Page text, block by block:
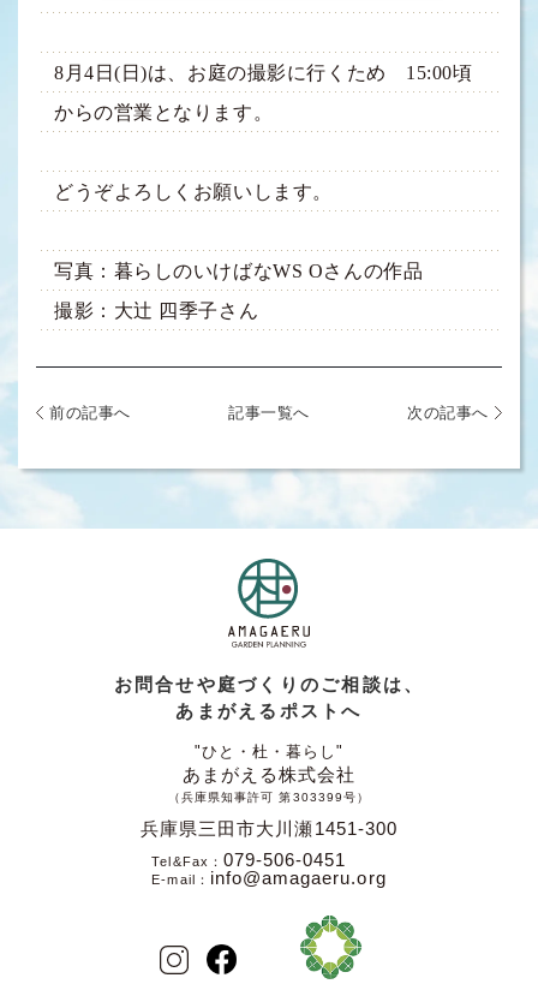
8月4日(日)は、お庭の撮影に行くため 15:00頃
からの営業となります。
どうぞよろしくお願いします。
写真：暮らしのいけばなWS Oさんの作品
撮影：大辻 四季子さん
前の記事へ 記事一覧へ 次の記事へ
お問合せや庭づくりのご相談は、
あまがえるポストへ
"ひと・杜・暮らし"
あまがえる株式会社
（兵庫県知事許可 第303399号）
兵庫県三田市大川瀬1451-300
Tel&Fax 079-506-0451
E-mail info@amagaeru.org